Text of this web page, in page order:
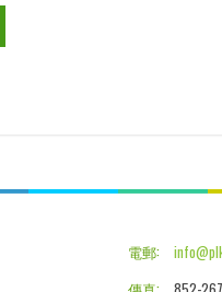
電郵: